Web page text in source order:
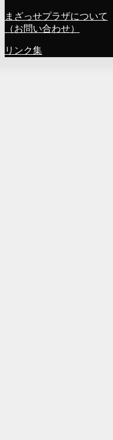
まざっせプラザについて
（お問い合わせ）
リンク集